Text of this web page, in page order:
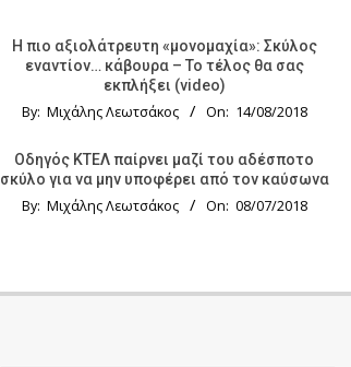
Η πιο αξιολάτρευτη «μονομαχία»: Σκύλος
εναντίον… κάβουρα – Το τέλος θα σας
εκπλήξει (video)
By: Μιχάλης Λεωτσάκος On: 14/08/2018
Οδηγός KTΕΛ παίρνει μαζί του αδέσποτο
σκύλο για να μην υποφέρει από τον καύσωνα
By: Μιχάλης Λεωτσάκος On: 08/07/2018